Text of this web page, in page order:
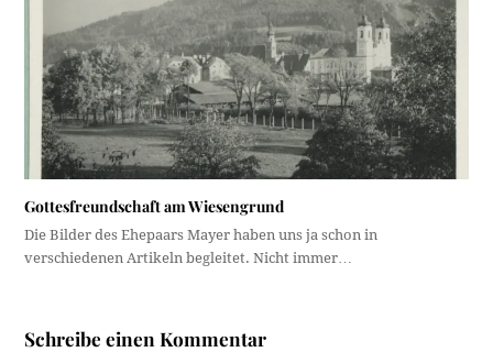
Gottesfreundschaft am Wiesengrund
Die Bilder des Ehepaars Mayer haben uns ja schon in
verschiedenen Artikeln begleitet. Nicht immer…
Schreibe einen Kommentar